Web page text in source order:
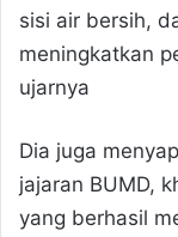
sisi air bersih,
meningkatkan
ujarnya
Dia juga
jajaran BUMD,
yang berhasil